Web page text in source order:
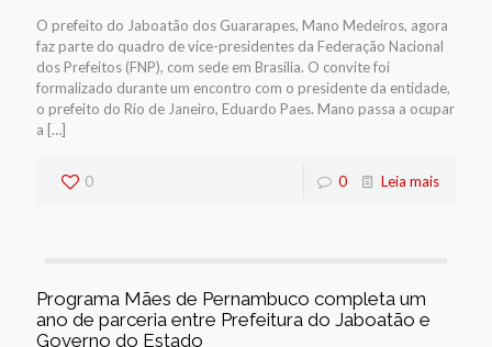
O prefeito do Jaboatão dos Guararapes, Mano Medeiros, agora
faz parte do quadro de vice-presidentes da Federação Nacional
dos Prefeitos (FNP), com sede em Brasília. O convite foi
formalizado durante um encontro com o presidente da entidade,
o prefeito do Rio de Janeiro, Eduardo Paes. Mano passa a ocupar
a […]
0 0 Leia mais
Programa Mães de Pernambuco completa um
ano de parceria entre Prefeitura do Jaboatão e
Governo do Estado